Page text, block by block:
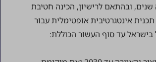
ובהתאם לרישיון, הכינה חטיבת
תכנית אינטגרטיבית אופטימלית עבור
עד סוף העשור הכוללת: